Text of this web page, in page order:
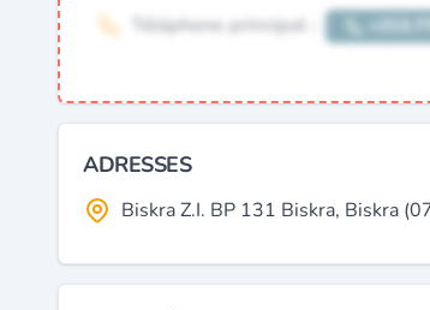
ADRESSES
Biskra Z.I. BP 131 Biskra, Biskra